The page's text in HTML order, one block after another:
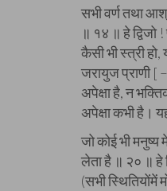
सभी वर्ण तथा
॥ १४ ॥ हे द्विजो
कैसी भी स्त्री
जरायुज प्राणी [
अपेक्षा है, न
अपेक्षा कभी है।
जो कोई भी मनुष्य
लेता है ॥ २० ॥ हे
(सभी स्थितियोंमें